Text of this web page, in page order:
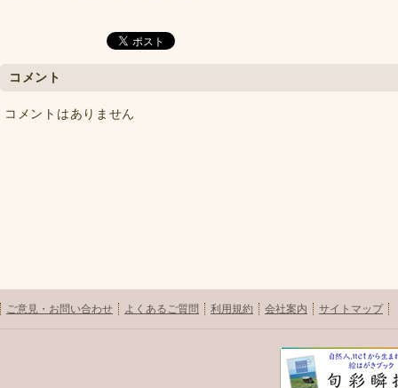
コメント
コメントはありません
ご意見・お問い合わせ よくあるご質問 利用規約 会社案内 サイトマップ